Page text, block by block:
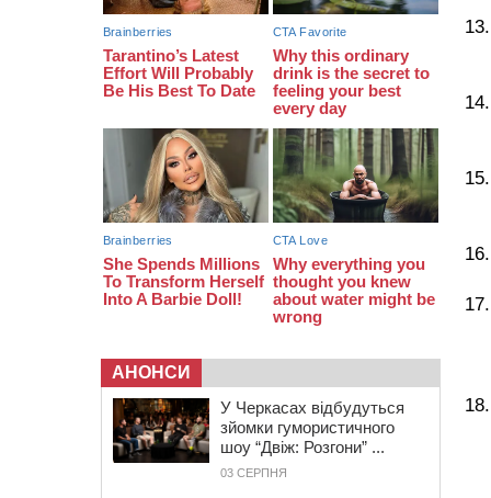
19:24 У Черкасах водійка протаранила
Duster, коли здавала назад
18:50 На Черкащині з початку року
зросла кількість постраждалих від
укусів тварин
АНОНСИ
У Черкасах відбудуться
зйомки гумористичного
шоу “Двіж: Розгони” ...
03 СЕРПНЯ